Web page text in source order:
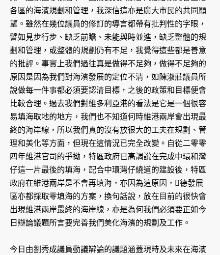
各區的海濱規劃和管理，我深信這亦是廣大市民的共同願
望。雖然在幾位議員的修訂的導言都帶有批判性的字眼，
譬如見步行步、缺乏前瞻、未能與時並進，缺乏整體的規
劃和管理，或整體的規劃仍有不足，我覺得這些都是善意
的批評。事實上我們過往真是做得不足夠，做得不足夠的
原因是因為我們對海濱發展的定位不清，如陳淑莊議員所
說做每一件事都必須要認清目標，之後的政策和目標便會
比較合理。過去我們對維多利亞港的看法是它是一個很容
易填海取地的地方，我們也不知道何時維港兩岸會出現最
終的海岸線，所以我們真的沒有放很大的工夫在規劃、管
理和美化等方面，但現在這情況已完全改變。自從二零零
四年維港官司的爭拗，特區政府已高調說在完成中環和灣
仔這一片最後的填海，配合中環灣仔繞道的建設後，特區
政府在維港兩岸是不會再填海，亦因為這原因，德發展
區亦都採取零填海的方案，換句話說，放在目前的很快會
出現維港兩岸最終的海岸線，亦是為何我們必須要正如今
日辯論議題所言要完善我們美化海濱的規劃及工作。
今日由劉秀成議員動議辯論的議題涵蓋現時及未來在海濱